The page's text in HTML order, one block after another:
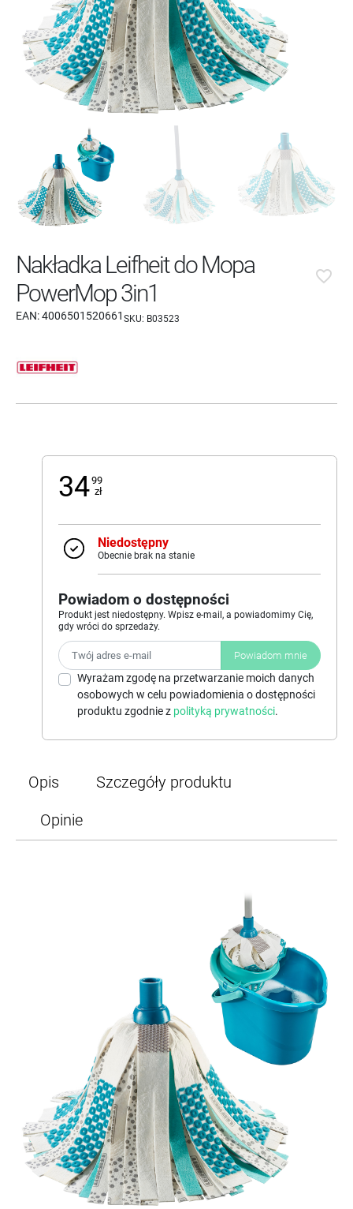
Nakładka Leifheit do Mopa
PowerMop 3in1
EAN:4006501520661 SKU: B03523
favorite_border
3499
zł
Niedostępny
Obecnie brak na stanie
Powiadom o dostępności
Produkt jest niedostępny. Wpisz e-mail, a powiadomimy Cię,
gdy wróci do sprzedaży.
Powiadom mnie
Wyrażam zgodę na przetwarzanie moich danych
osobowych w celu powiadomienia o dostępności
produktu zgodnie z polityką prywatności.
Opis
Szczegóły produktu
Opinie